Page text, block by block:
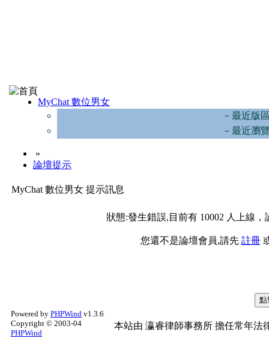
MyChat 數位男女
－最近版
－最近瀏
»
論壇提示
MyChat 數位男女 提示訊息
狀態:發生錯誤,目前有 10002 人上線
您還不是論壇會員,請先 註冊
Powered by PHPWind v1.3.6
Copyright © 2003-04
PHPWind
本站由 瀛睿律師事務所 擔任常年法